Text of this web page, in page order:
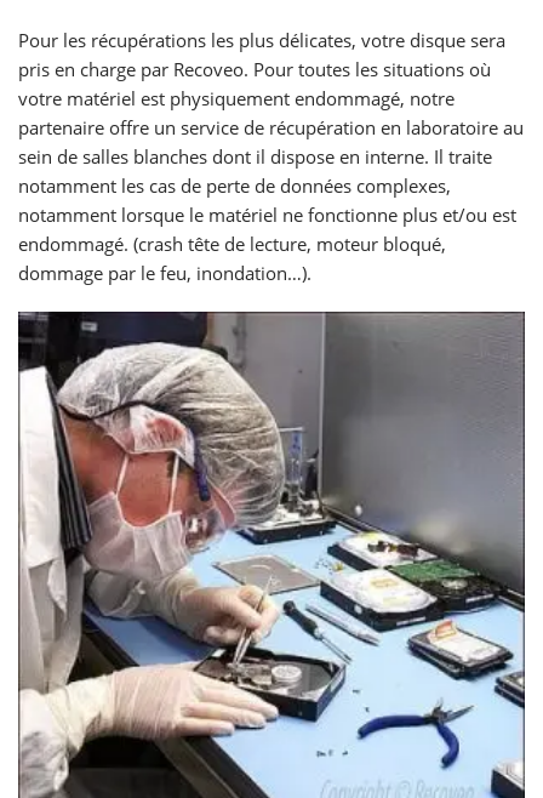
Pour les récupérations les plus délicates, votre disque sera
pris en charge par Recoveo. Pour toutes les situations où
votre matériel est physiquement endommagé, notre
partenaire offre un service de récupération en laboratoire au
sein de salles blanches dont il dispose en interne. Il traite
notamment les cas de perte de données complexes,
notamment lorsque le matériel ne fonctionne plus et/ou est
endommagé. (crash tête de lecture, moteur bloqué,
dommage par le feu, inondation…).